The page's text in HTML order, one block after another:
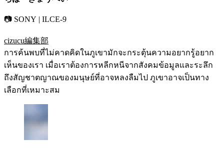
📷 SONY | ILCE-9
cizucu編集部
การค้นพบที่ไม่คาดคิดในภูเขามักจะกระตุ้นความอยากรู้อยาก
เห็นของเรา เมื่อเราต้องการหลีกหนีจากสังคมข้อมูลและระลึก
ถึงสัญชาตญาณของมนุษย์ที่อาจหลงลืมไป ภูเขาอาจเป็นทาง
เลือกที่เหมาะสม